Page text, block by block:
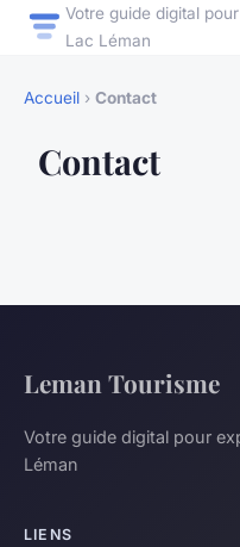
Votre guide digital
Lac Léman
Accueil › Contact
Contact
Leman Tourisme
Votre guide digital pour
Léman
LIENS